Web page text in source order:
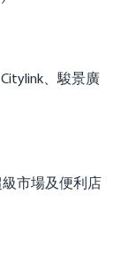
、駿景廣
市場及便利店